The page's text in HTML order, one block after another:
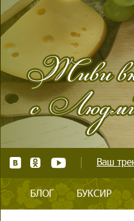
Ваш
БЛОГ БУКСИР